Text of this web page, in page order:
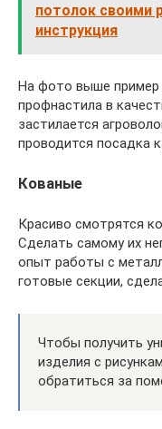
потолок своими
инструкция
На фото выше пример
профнастила в
застилается
проводится посадка
Кованые
Красиво смотрятся
Сделать самому их
опыт работы с
готовые секции,
Чтобы получить
изделия с
обратиться за